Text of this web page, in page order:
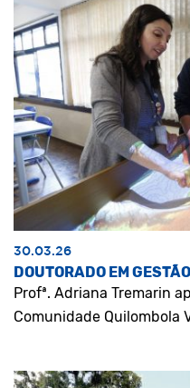
30.03.26
DOUTORADO EM
Profª. Adriana Tremarin
Comunidade Quilombola